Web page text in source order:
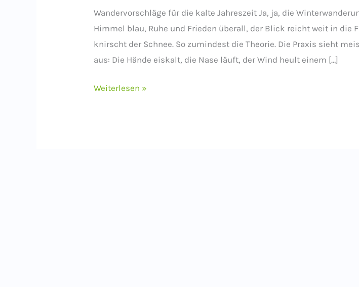
Wandervorschläge für die kalte Jahreszeit Ja, ja, die
Himmel blau, Ruhe und Frieden überall, der Blick reicht weit in die
knirscht der Schnee. So zumindest die Theorie. Die Praxis sieht
aus: Die Hände eiskalt, die Nase läuft, der Wind heult einem […]
Tschüss,
Weiterlesen »